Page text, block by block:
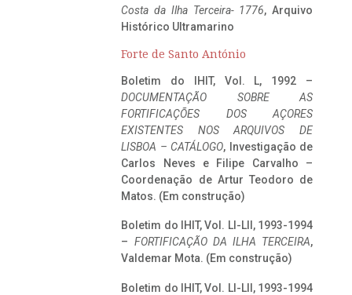
Costa da Ilha Terceira- 1776, Arquivo
Histórico Ultramarino
Forte de Santo António
Boletim do IHIT, Vol. L, 1992 –
DOCUMENTAÇÃO SOBRE AS
FORTIFICAÇÕES DOS AÇORES
EXISTENTES NOS ARQUIVOS DE
LISBOA – CATÁLOGO, Investigação de
Carlos Neves e Filipe Carvalho –
Coordenação de Artur Teodoro de
Matos. (Em construção)
Boletim do IHIT, Vol. LI-LII, 1993-1994
– FORTIFICAÇÃO DA ILHA TERCEIRA,
Valdemar Mota. (Em construção)
Boletim do IHIT, Vol. LI-LII, 1993-1994